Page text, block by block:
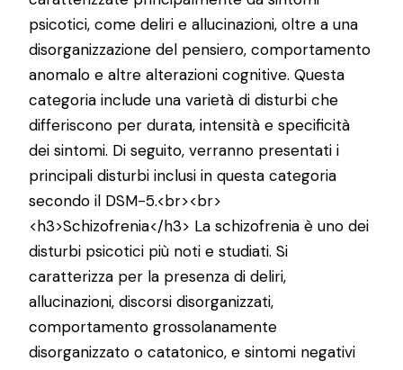
psicotici, come deliri e allucinazioni, oltre a una
disorganizzazione del pensiero, comportamento
anomalo e altre alterazioni cognitive. Questa
categoria include una varietà di disturbi che
differiscono per durata, intensità e specificità
dei sintomi. Di seguito, verranno presentati i
principali disturbi inclusi in questa categoria
secondo il DSM-5.<br><br>
<h3>Schizofrenia</h3> La schizofrenia è uno dei
disturbi psicotici più noti e studiati. Si
caratterizza per la presenza di deliri,
allucinazioni, discorsi disorganizzati,
comportamento grossolanamente
disorganizzato o catatonico, e sintomi negativi